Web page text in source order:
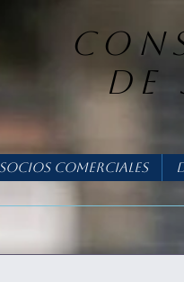
DE
Socios Comerciales